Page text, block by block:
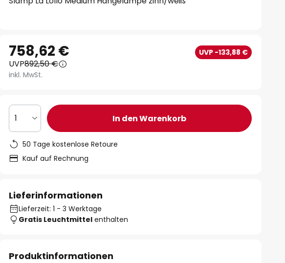
758,62 € UVP -133,88 €
UVP892,50 €
inkl. MwSt.
1 In den Warenkorb
50 Tage kostenlose Retoure
Kauf auf Rechnung
Lieferinformationen
Lieferzeit: 1 - 3 Werktage
Gratis Leuchtmittel enthalten
Produktinformationen